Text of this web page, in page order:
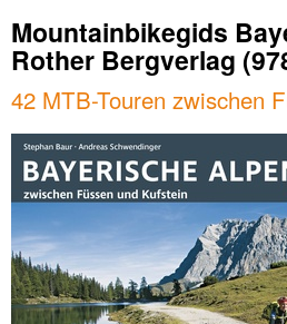
Mountainbikegids
Rother Bergverlag
42 MTB-Touren zwischen